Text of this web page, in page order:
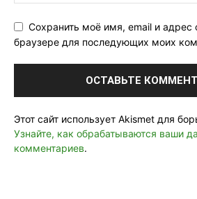
Сохранить моё имя, email и адрес
браузере для последующих моих
Этот сайт использует Akismet для
Узнайте, как обрабатываются ваши
комментариев.